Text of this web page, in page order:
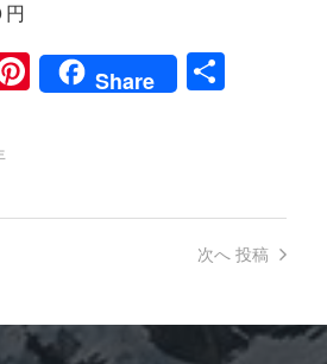
Pinterest
Share
共
次へ 投稿